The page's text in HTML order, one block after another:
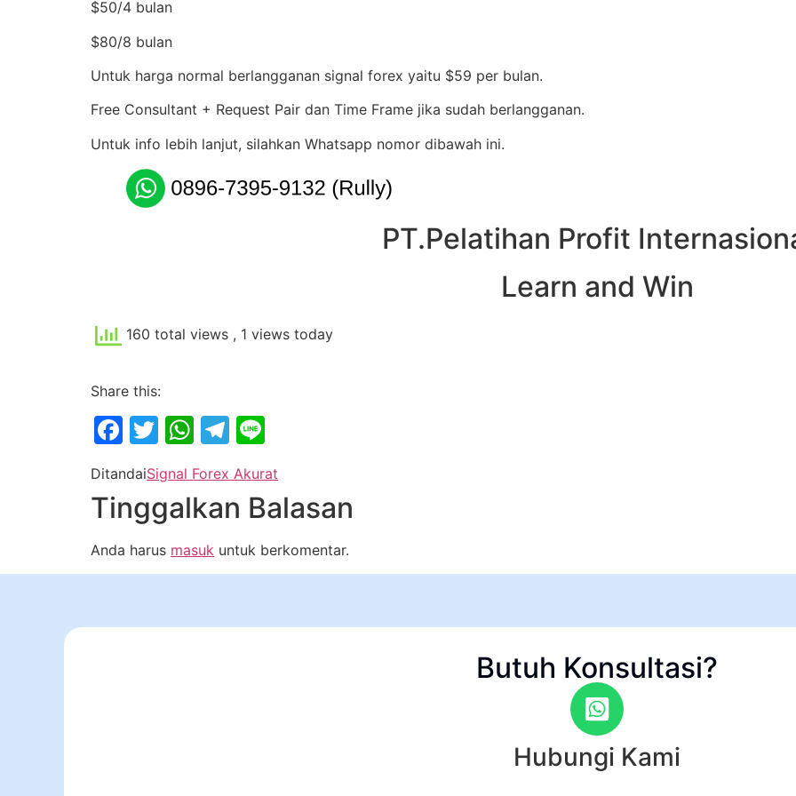
$50/4 bulan
$80/8 bulan
Untuk harga normal berlangganan signal forex yaitu $59 per bulan.
Free Consultant + Request Pair dan Time Frame jika sudah berlangganan.
Untuk info lebih lanjut, silahkan Whatsapp nomor dibawah ini.
PT.Pelatihan Profit
Learn and Win
160 total views , 1 views today
Share this:
Facebook
Twitter
WhatsApp
Telegram
DitandaiSignal Forex Akurat
Tinggalkan Balasan
Anda harus masuk untuk berkomentar.
Butuh Konsultasi?
Hubungi Kami